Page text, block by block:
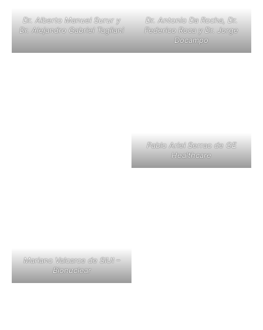
Dr. Alberto Manuel Surur y
Dr. Alejandro Gabriel Tagliani
Dr. Antonio Da Rocha, Dr.
Federico Roca y Dr. Jorge
Docampo
Pablo Ariel Serrao de GE
Healthcare
Mariano Valcarce de SIUI –
Bionuclear